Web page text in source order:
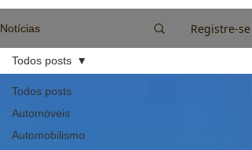
Notícias Registre-se
Todos posts
Automóveis
Automobilismo
Todos posts